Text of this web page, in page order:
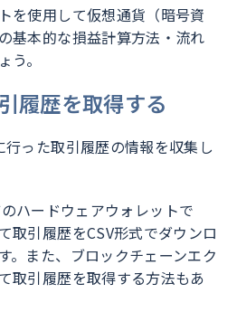
を使用して仮想通貨（暗号資
基本的な損益計算方法・流れ
。
履歴を取得する
った取引履歴の情報を収集し
ハードウェアウォレットで
取引履歴をCSV形式でダウンロ
。また、ブロックチェーンエク
取引履歴を取得する方法もあ